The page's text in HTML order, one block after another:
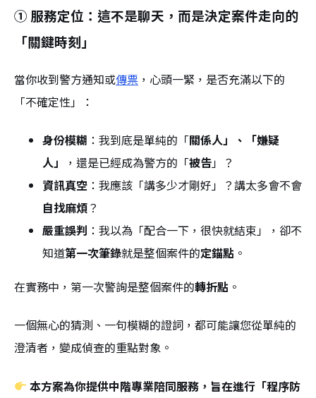
① 服務定位：這不是聊天，而是決定案件走向的
「關鍵時刻」
當你收到警方通知或傳票 ，心頭一緊，是否充滿以下的
「不確定性」：
身份模糊 ：我到底是單純的「關係人」、「嫌疑
人」
，還是已經成為警方的「被告」？
資訊真空 ：我應該「講多少才剛好」？講太多會不會
自找麻煩？
嚴重誤判 ：我以為「配合一下，很快就結束」，卻不
知道第一次筆錄就是整個案件的定錨點 。
在實務中，第一次警詢是整個案件的轉折點 。
一個無心的猜測、一句模糊的證詞，都可能讓您從單純的
澄清者，變成偵查的重點對象。
本方案為你提供中階專業陪同服務，旨在進行「程序防